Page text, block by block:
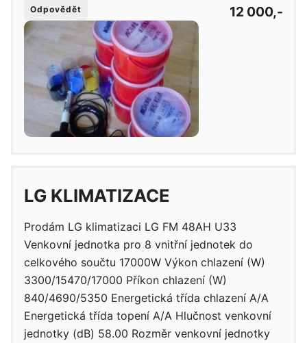
Odpovědět 12 000,-
LG KLIMATIZACE
Prodám LG klimatizaci LG FM 48AH U33
Venkovní jednotka pro 8 vnitřní jednotek do
celkového součtu 17000W Výkon chlazení (W)
3300/15470/17000 Příkon chlazení (W)
840/4690/5350 Energetická třída chlazení A/A
Energetická třída topení A/A Hlučnost venkovní
jednotky (dB) 58.00 Rozměr venkovní jednotky